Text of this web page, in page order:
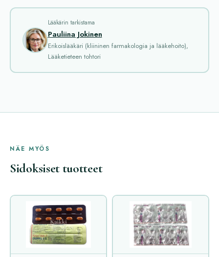
Lääkärin tarkistama
Pauliina Jokinen
Erikoislääkäri (kliininen farmakologia ja lääkehoito),
Lääketieteen tohtori
NÄE MYÖS
Sidoksiset tuotteet